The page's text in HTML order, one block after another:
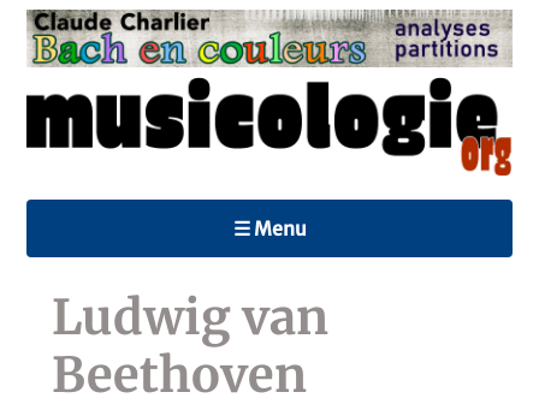
☰ Menu
Ludwig van
Beethoven